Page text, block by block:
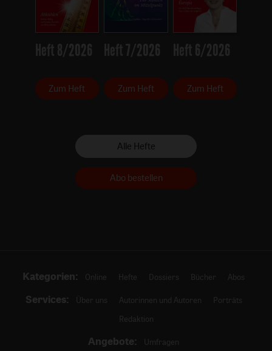
Heft 8/2026
Zum Heft
Heft 7/2026
Zum Heft
Heft 6/2026
Zum Heft
Alle Hefte
Abo bestellen
Kategorien: Online Hefte Dossiers Bücher Abos
Services: Über uns Autorinnen und Autoren
Porträts
Redaktion
Angebote: Umfragen